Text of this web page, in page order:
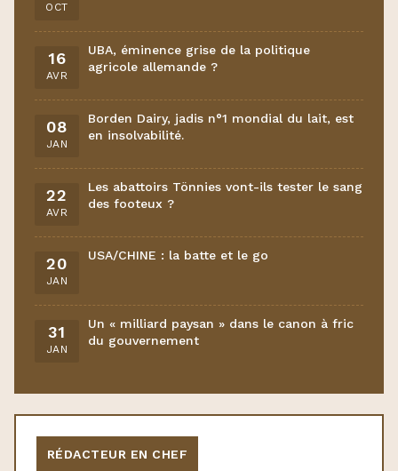
OCT
16
AVR
UBA, éminence grise de la politique
agricole allemande ?
08
JAN
Borden Dairy, jadis n°1 mondial du lait, est
en insolvabilité.
22
AVR
Les abattoirs Tönnies vont-ils tester le sang
des footeux ?
20
JAN
USA/CHINE : la batte et le go
31
JAN
Un « milliard paysan » dans le canon à fric
du gouvernement
RÉDACTEUR EN CHEF